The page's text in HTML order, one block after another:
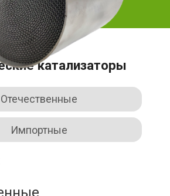
катализаторы
Отечественные
Импортные